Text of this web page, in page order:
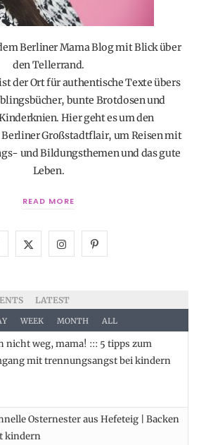
Berliner Mama Blog mit Blick über
den Tellerrand.
der Ort für authentische Texte übers
bunte Brotdosen und
Hier geht es um den
Großstadtflair, um Reisen mit
und Bildungsthemen und das gute
Leben.
READ MORE
T
w
i
e
I
s
t
a
a
P
e
s
LATEST
WEEK MONTH ALL
nicht weg, mama! ::: 5 tipps zum
mit trennungsangst bei kindern
Osternester aus Hefeteig | Backen
kindern